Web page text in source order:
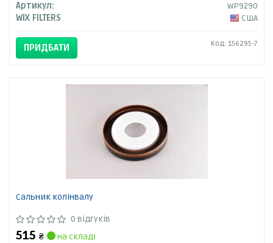
Артикул:
WP9290
WIX FILTERS
США
ПРИДБАТИ Код: 156295-7
Сальник колінвалу
0 відгуків
515 ₴
на складі